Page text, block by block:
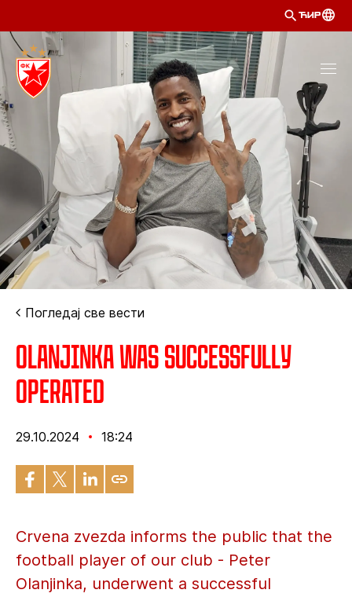
ЋИР
Погледај све вести
Olanjinka was successfully
operated
29.10.2024 18:24
Crvena zvezda informs the public that the
football player of our club - Peter
Olanjinka, underwent a successful